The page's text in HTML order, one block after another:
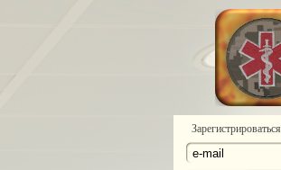
Зарегистрироваться